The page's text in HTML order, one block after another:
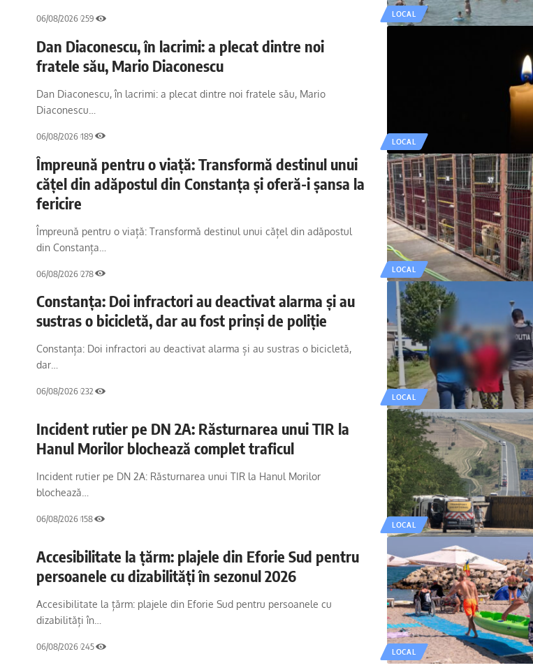
LOCAL
06/08/2026 259
LOCAL
Dan Diaconescu, în lacrimi: a plecat dintre noi
fratele său, Mario Diaconescu
Dan Diaconescu, în lacrimi: a plecat dintre noi fratele său, Mario
Diaconescu…
06/08/2026 189
LOCAL
Împreună pentru o viață: Transformă destinul unui
cățel din adăpostul din Constanța și oferă-i șansa la
fericire
Împreună pentru o viață: Transformă destinul unui cățel din adăpostul
din Constanța…
06/08/2026 278
LOCAL
Constanța: Doi infractori au deactivat alarma și au
sustras o bicicletă, dar au fost prinși de poliție
Constanța: Doi infractori au deactivat alarma și au sustras o bicicletă,
dar…
06/08/2026 232
LOCAL
Incident rutier pe DN 2A: Răsturnarea unui TIR la
Hanul Morilor blochează complet traficul
Incident rutier pe DN 2A: Răsturnarea unui TIR la Hanul Morilor
blochează…
06/08/2026 158
LOCAL
Accesibilitate la țărm: plajele din Eforie Sud pentru
persoanele cu dizabilități în sezonul 2026
Accesibilitate la țărm: plajele din Eforie Sud pentru persoanele cu
dizabilități în…
06/08/2026 245